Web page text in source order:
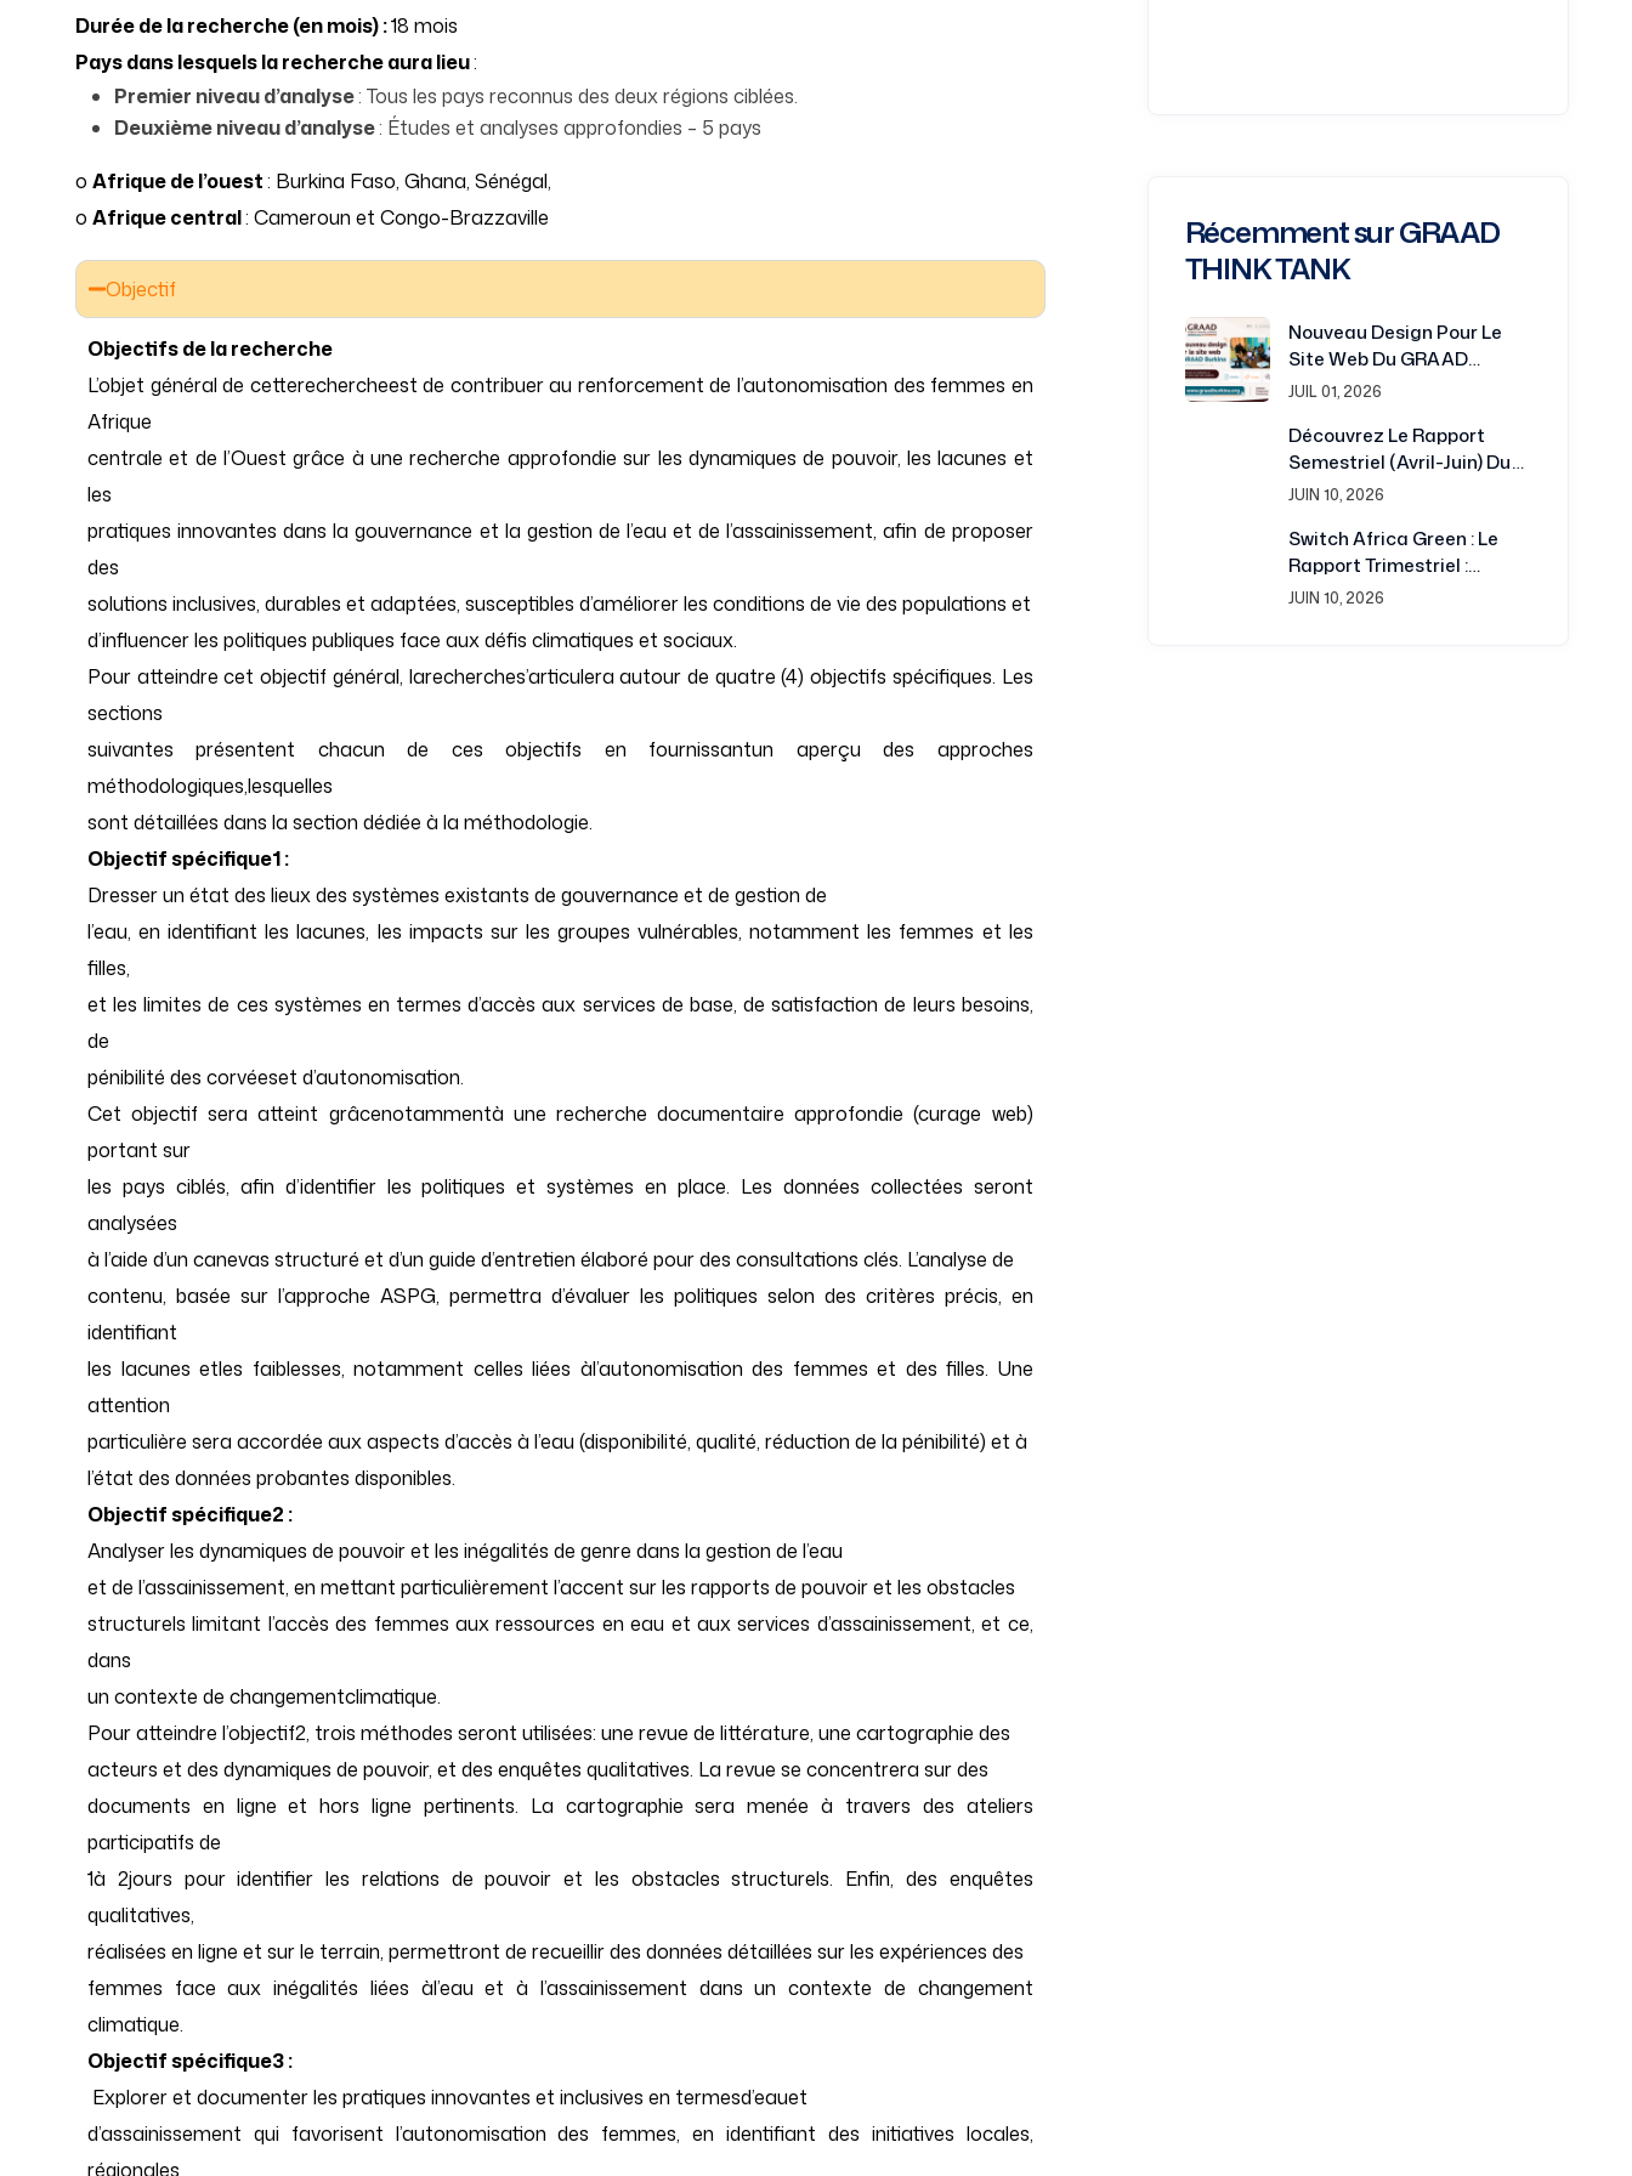
Durée de la recherche (en mois) :18 mois
Pays dans lesquels la recherche aura lieu:
Premier niveau d’analyse: Tous les pays reconnus des deux régions ciblées.
Deuxième niveau d’analyse: Études et analyses approfondies – 5 pays
o Afrique de l’ouest: Burkina Faso, Ghana, Sénégal,
o Afrique central: Cameroun et Congo-Brazzaville
Objectif
Objectifs de la recherche
L’objet général de cetterechercheest de contribuer au renforcement de l’autonomisation des femmes en
Afrique
centrale et de l’Ouest grâce à une recherche approfondie sur les dynamiques de pouvoir, les lacunes et
les
pratiques innovantes dans la gouvernance et la gestion de l’eau et de l’assainissement, afin de proposer
des
solutions inclusives, durables et adaptées, susceptibles d’améliorer les conditions de vie des populations et
d’influencer les politiques publiques face aux défis climatiques et sociaux.
Pour atteindre cet objectif général, larecherches’articulera autour de quatre (4) objectifs spécifiques. Les
sections
suivantes présentent chacun de ces objectifs en fournissantun aperçu des approches
méthodologiques,lesquelles
sont détaillées dans la section dédiée à la méthodologie.
Objectif spécifique1 :
Dresser un état des lieux des systèmes existants de gouvernance et de gestion de
l’eau, en identifiant les lacunes, les impacts sur les groupes vulnérables, notamment les femmes et les
filles,
et les limites de ces systèmes en termes d’accès aux services de base, de satisfaction de leurs besoins,
de
pénibilité des corvéeset d’autonomisation.
Cet objectif sera atteint grâcenotammentà une recherche documentaire approfondie (curage web)
portant sur
les pays ciblés, afin d’identifier les politiques et systèmes en place. Les données collectées seront
analysées
à l’aide d’un canevas structuré et d’un guide d’entretien élaboré pour des consultations clés. L’analyse de
contenu, basée sur l’approche ASPG, permettra d’évaluer les politiques selon des critères précis, en
identifiant
les lacunes etles faiblesses, notamment celles liées àl’autonomisation des femmes et des filles. Une
attention
particulière sera accordée aux aspects d’accès à l’eau (disponibilité, qualité, réduction de la pénibilité) et à
l’état des données probantes disponibles.
Objectif spécifique2 :
Analyser les dynamiques de pouvoir et les inégalités de genre dans la gestion de l’eau
et de l’assainissement, en mettant particulièrement l’accent sur les rapports de pouvoir et les obstacles
structurels limitant l’accès des femmes aux ressources en eau et aux services d’assainissement, et ce,
dans
un contexte de changementclimatique.
Pour atteindre l’objectif2, trois méthodes seront utilisées: une revue de littérature, une cartographie des
acteurs et des dynamiques de pouvoir, et des enquêtes qualitatives. La revue se concentrera sur des
documents en ligne et hors ligne pertinents. La cartographie sera menée à travers des ateliers
participatifs de
1à 2jours pour identifier les relations de pouvoir et les obstacles structurels. Enfin, des enquêtes
qualitatives,
réalisées en ligne et sur le terrain, permettront de recueillir des données détaillées sur les expériences des
femmes face aux inégalités liées àl’eau et à l’assainissement dans un contexte de changement
climatique.
Objectif spécifique3 :
Explorer et documenter les pratiques innovantes et inclusives en termesd’eauet
d’assainissement qui favorisent l’autonomisation des femmes, en identifiant des initiatives locales,
régionales
Récemment sur GRAAD
THINK TANK
Nouveau Design Pour Le
Site Web Du GRAAD
Burkina : Une Plateforme
La Recherche Et Du
Développement
JUIL 01, 2026
Découvrez Le Rapport
Semestriel (avril-Juin) Du
Projet Switch Africa Green
JUIN 10, 2026
Switch Africa Green : Le
Rapport Trimestriel :
Juillet-Septembre 2016 Est
JUIN 10, 2026